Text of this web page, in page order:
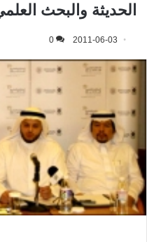
الحديثة والبحث
2011-06-03
0